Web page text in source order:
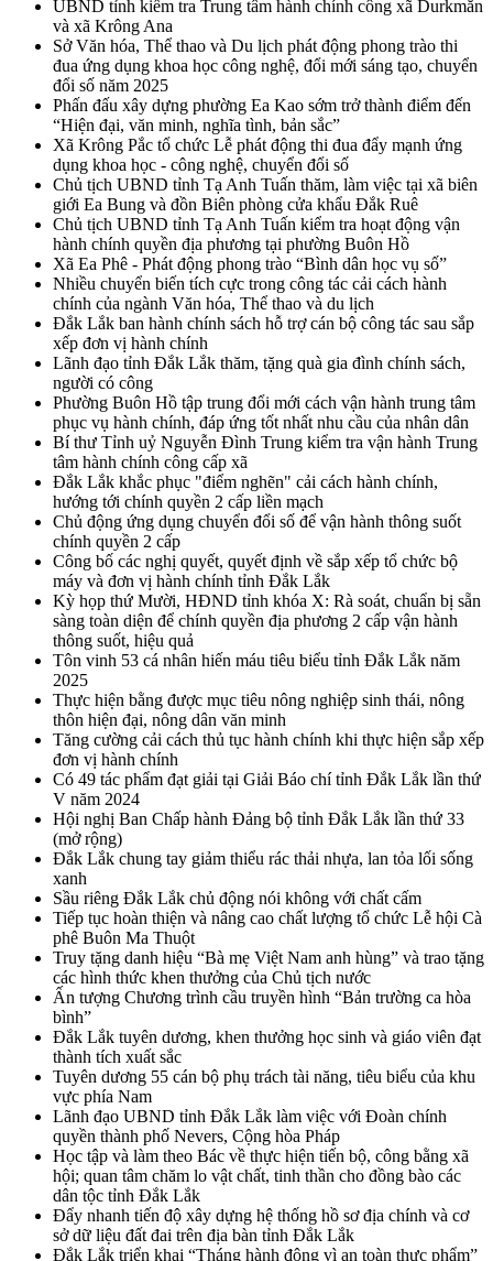
UBND tỉnh kiểm tra Trung tâm hành chính công xã Durkmăn
và xã Krông Ana
Sở Văn hóa, Thể thao và Du lịch phát động phong trào thi
đua ứng dụng khoa học công nghệ, đổi mới sáng tạo, chuyển
đổi số năm 2025
Phấn đấu xây dựng phường Ea Kao sớm trở thành điểm đến
“Hiện đại, văn minh, nghĩa tình, bản sắc”
Xã Krông Pắc tổ chức Lễ phát động thi đua đẩy mạnh ứng
dụng khoa học - công nghệ, chuyển đổi số
Chủ tịch UBND tỉnh Tạ Anh Tuấn thăm, làm việc tại xã biên
giới Ea Bung và đồn Biên phòng cửa khẩu Đắk Ruê
Chủ tịch UBND tỉnh Tạ Anh Tuấn kiểm tra hoạt động vận
hành chính quyền địa phương tại phường Buôn Hồ
Xã Ea Phê - Phát động phong trào “Bình dân học vụ số”
Nhiều chuyển biến tích cực trong công tác cải cách hành
chính của ngành Văn hóa, Thể thao và du lịch
Đắk Lắk ban hành chính sách hỗ trợ cán bộ công tác sau sắp
xếp đơn vị hành chính
Lãnh đạo tỉnh Đắk Lắk thăm, tặng quà gia đình chính sách,
người có công
Phường Buôn Hồ tập trung đổi mới cách vận hành trung tâm
phục vụ hành chính, đáp ứng tốt nhất nhu cầu của nhân dân
Bí thư Tỉnh uỷ Nguyễn Đình Trung kiểm tra vận hành Trung
tâm hành chính công cấp xã
Đắk Lắk khắc phục "điểm nghẽn" cải cách hành chính,
hướng tới chính quyền 2 cấp liền mạch
Chủ động ứng dụng chuyển đổi số để vận hành thông suốt
chính quyền 2 cấp
Công bố các nghị quyết, quyết định về sắp xếp tổ chức bộ
máy và đơn vị hành chính tỉnh Đắk Lắk
Kỳ họp thứ Mười, HĐND tỉnh khóa X: Rà soát, chuẩn bị sẵn
sàng toàn diện để chính quyền địa phương 2 cấp vận hành
thông suốt, hiệu quả
Tôn vinh 53 cá nhân hiến máu tiêu biểu tỉnh Đắk Lắk năm
2025
Thực hiện bằng được mục tiêu nông nghiệp sinh thái, nông
thôn hiện đại, nông dân văn minh
Tăng cường cải cách thủ tục hành chính khi thực hiện sắp xếp
đơn vị hành chính
Có 49 tác phẩm đạt giải tại Giải Báo chí tỉnh Đắk Lắk lần thứ
V năm 2024
Hội nghị Ban Chấp hành Đảng bộ tỉnh Đắk Lắk lần thứ 33
(mở rộng)
Đắk Lắk chung tay giảm thiểu rác thải nhựa, lan tỏa lối sống
xanh
Sầu riêng Đắk Lắk chủ động nói không với chất cấm
Tiếp tục hoàn thiện và nâng cao chất lượng tổ chức Lễ hội Cà
phê Buôn Ma Thuột
Truy tặng danh hiệu “Bà mẹ Việt Nam anh hùng” và trao tặng
các hình thức khen thưởng của Chủ tịch nước
Ấn tượng Chương trình cầu truyền hình “Bản trường ca hòa
bình”
Đắk Lắk tuyên dương, khen thưởng học sinh và giáo viên đạt
thành tích xuất sắc
Tuyên dương 55 cán bộ phụ trách tài năng, tiêu biểu của khu
vực phía Nam
Lãnh đạo UBND tỉnh Đắk Lắk làm việc với Đoàn chính
quyền thành phố Nevers, Cộng hòa Pháp
Học tập và làm theo Bác về thực hiện tiến bộ, công bằng xã
hội; quan tâm chăm lo vật chất, tinh thần cho đồng bào các
dân tộc tỉnh Đắk Lắk
Đẩy nhanh tiến độ xây dựng hệ thống hồ sơ địa chính và cơ
sở dữ liệu đất đai trên địa bàn tỉnh Đắk Lắk
Đắk Lắk triển khai “Tháng hành động vì an toàn thực phẩm”